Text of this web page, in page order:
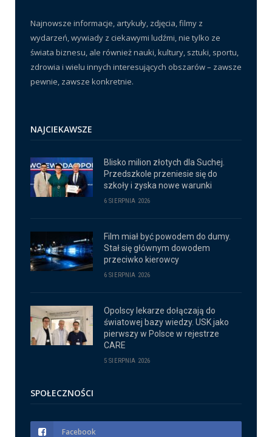
Najnowsze informacje, artykuły, zdjęcia, filmy z
wydarzeń, wywiady z ciekawymi ludźmi, nie tylko ze
świata biznesu, ale również nauki, kultury, sztuki, sportu,
zdrowia i wielu innych interesujących obszarów – zawsze
pewnie, zawsze konkretnie.
NAJCIEKAWSZE
Blisko milion złotych dla Suchej.
Przedszkole przeniesie się do
szkoły i zyska nowe warunki
6 SIERPNIA 2026
Film miał być powodem do dumy.
Stał się głównym dowodem
przeciwko kierowcy
6 SIERPNIA 2026
Opolscy lekarze dołączają do
światowej bazy wiedzy. USK jako
pierwszy w Polsce w rejestrze
CARE
5 SIERPNIA 2026
SPOŁECZNOŚCI
Facebook